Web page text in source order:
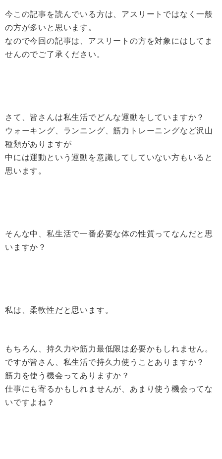
今この記事を読んでいる方は、アスリートではなく一般
の方が多いと思います。
なので今回の記事は、アスリートの方を対象にはしてま
せんのでご了承ください。
さて、皆さんは私生活でどんな運動をしていますか？
ウォーキング、ランニング、筋力トレーニングなど沢山
種類がありますが
中には運動という運動を意識してしていない方もいると
思います。
そんな中、私生活で一番必要な体の性質ってなんだと思
いますか？
私は、柔軟性だと思います。
もちろん、持久力や筋力最低限は必要かもしれません。
ですが皆さん、私生活で持久力使うことありますか？
筋力を使う機会ってありますか？
仕事にも寄るかもしれませんが、あまり使う機会ってな
いですよね？